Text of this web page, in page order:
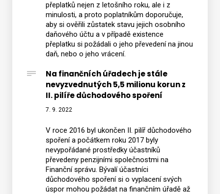
přeplatků nejen z letošního roku, ale i z
minulosti, a proto poplatníkům doporučuje,
aby si ověřili zůstatek stavu jejich osobního
daňového účtu a v případě existence
přeplatku si požádali o jeho převedení na jinou
daň, nebo o jeho vrácení.
Na finančních úřadech je stále
nevyzvednutých 5,5 milionu korun z
II. pilíře důchodového spoření
7. 9. 2022
V roce 2016 byl ukončen II. pilíř důchodového
spoření a počátkem roku 2017 byly
nevypořádané prostředky účastníků
převedeny penzijními společnostmi na
Finanční správu. Bývalí účastníci
důchodového spoření si o vyplacení svých
úspor mohou požádat na finančním úřadě až